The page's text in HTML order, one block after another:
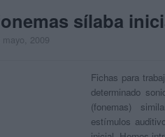
sílaba
mayo, 2009
Fichas para
determinado
(fonemas)
estímulos